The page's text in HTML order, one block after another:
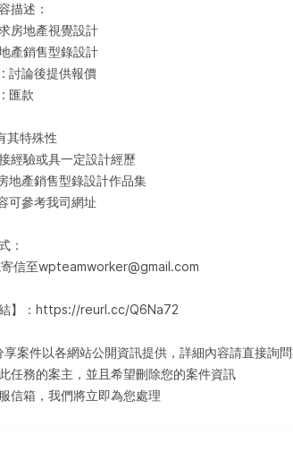
描述：​
房地產視覺設計
產銷售型錄設計
討論後提供報價
匯款
其特殊性
經驗或具一定設計經歷
地產銷售型錄設計作品集
可參考我司網址
：
信至wpteamworker@gmail.com
結】：https://reurl.cc/Q6Na72
案件以各網站公開資訊提供，詳細內容請直接詢問
任務的案主，並且希望刪除您的案件資訊
信箱，我們將立即為您處理